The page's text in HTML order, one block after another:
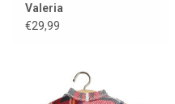
Valeria
€29,99